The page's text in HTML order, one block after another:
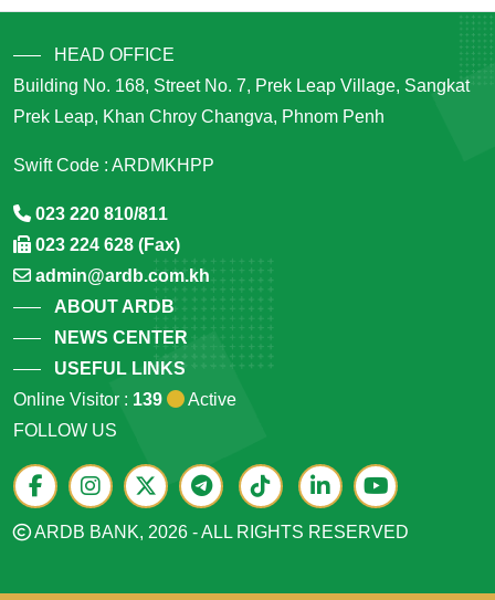
HEAD OFFICE
Building No. 168, Street No. 7, Prek Leap Village, Sangkat
Prek Leap, Khan Chroy Changva, Phnom Penh
Swift Code : ARDMKHPP
023 220 810/811
023 224 628 (Fax)
admin@ardb.com.kh
ABOUT ARDB
NEWS CENTER
USEFUL LINKS
Online Visitor : 139
Active
FOLLOW US
ARDB BANK, 2026 - ALL RIGHTS RESERVED